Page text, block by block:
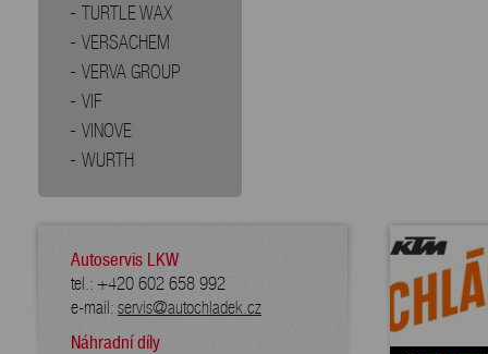
TURTLE WAX
VERSACHEM
VERVA GROUP
VIF
VINOVE
WURTH
Autoservis LKW
tel.: +420 602 658 992
e-mail: servis@autochladek.cz
Náhradní díly